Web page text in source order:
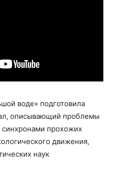
воде» подготовила
описывающий проблемы
прохожих
движения,
наук